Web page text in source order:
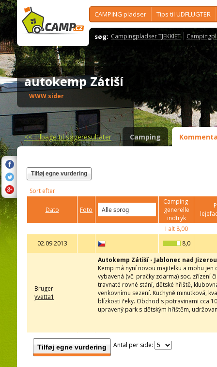
CAMPING pladser Tips til UDFLUGTER
søg: Campingpladser TJEKKIET
autokemp Zátiší
WWW sider
<<Tilbage til søgeresultater Camping
Tilføj egne vurdering
Sort efter
Dato Foto
Camping-
generelle
indtryk
I alt8,00
02.09.2013
8,0
Bruger
yvetta1
Autokemp Zátiší - Jablonec nad Jizerou
Kemp má nyní novou majitelku a mohu
vybavená (vč. pračky zdarma) soc. zřízení
travnaté rovné stání, dětské hřiště,
venkovnímu sezení. Kuchyně minutková,
blízkosti řeky. Obchod s potravinami cca
upravený park s dětským hřištěm,
Tilføj egne vurdering Antal per side: